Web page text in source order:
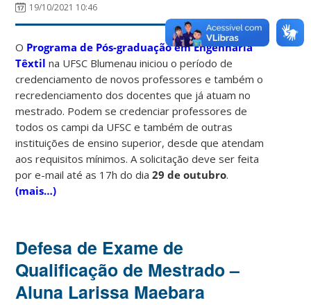
19/10/2021 10:46
O Programa de Pós-graduação em Engenharia
Têxtil na UFSC Blumenau iniciou o período de
credenciamento de novos professores e também o
recredenciamento dos docentes que já atuam no
mestrado. Podem se credenciar professores de
todos os campi da UFSC e também de outras
instituições de ensino superior, desde que atendam
aos requisitos mínimos. A solicitação deve ser feita
por e-mail até as 17h do dia29 de outubro.
(mais…)
Defesa de Exame de
Qualificação de Mestrado –
Aluna Larissa Maebara